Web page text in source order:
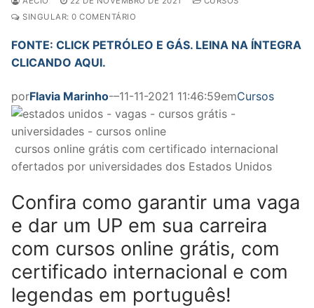
SINGULAR: 0 COMENTÁRIO
FONTE: CLICK PETRÓLEO E GÁS. LEINA NA ÍNTEGRA
CLICANDO AQUI.
porFlavia Marinho-–11-11-2021 11:46:59emCursos
cursos online grátis com certificado internacional
ofertados por universidades dos Estados Unidos
Confira como garantir uma vaga
e dar um UP em sua carreira
com cursos online grátis, com
certificado internacional e com
legendas em português!